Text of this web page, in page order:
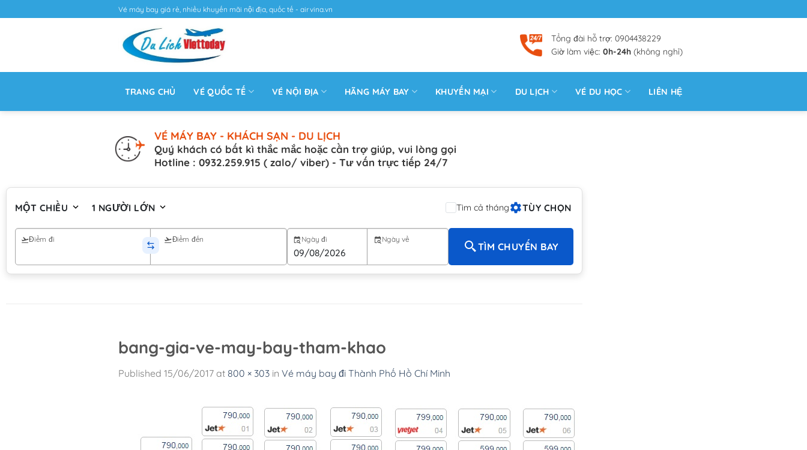
Vé máy bay giá rẻ, nhiều khuyến mãi nội địa, quốc tế - airvina.vn
Tổng đài hỗ trợ: 0904438229
Giờ làm việc: 0h-24h (không nghỉ)
TRANG CHỦ VÉ QUỐC TẾ VÉ NỘI ĐỊA HÃNG MÁY BAY KHUYẾN MẠI DU LỊCH VÉ DU HỌC LIÊN HỆ
VÉ MÁY BAY - KHÁCH SẠN - DU LỊCH
Quý khách có bất kì thắc mắc hoặc cần trợ giúp, vui lòng gọi
Hotline : 0932.259.915 ( zalo/ viber) - Tư vấn trực tiếp 24/7
MỘT CHIỀU 1 NGƯỜI LỚN Tìm cả tháng TÙY CHỌN
Điểm đi Điểm đến Ngày đi Ngày về
TÌM CHUYẾN BAY
bang-gia-ve-may-bay-tham-khao
Published 15/06/2017 at 800 × 303 in Vé máy bay đi Thành Phố Hồ Chí Minh